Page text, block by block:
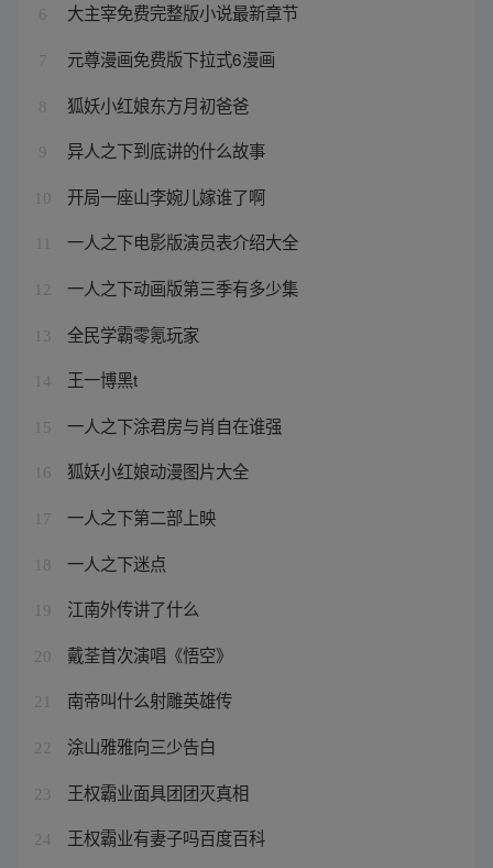
6 大主宰免费完整版小说最新章节
7 元尊漫画免费版下拉式6漫画
8 狐妖小红娘东方月初爸爸
9 异人之下到底讲的什么故事
10 开局一座山李婉儿嫁谁了啊
一人之下电影版演员表介绍大全
12 一人之下动画版第三季有多少集
13 全民学霸零氪玩家
14 王一博黑t
15 一人之下涂君房与肖自在谁强
16 狐妖小红娘动漫图片大全
17 一人之下第二部上映
18 一人之下迷点
19 江南外传讲了什么
20 戴荃首次演唱《悟空》
21 南帝叫什么射雕英雄传
22 涂山雅雅向三少告白
23 王权霸业面具团团灭真相
24 王权霸业有妻子吗百度百科